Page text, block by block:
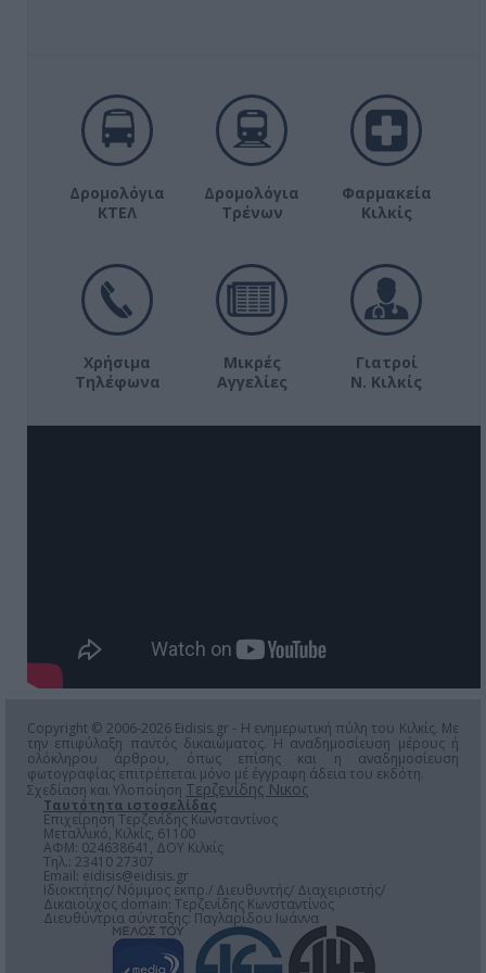
Δρομολόγια
ΚΤΕΛ
Δρομολόγια
Τρένων
Φαρμακεία
Κιλκίς
Χρήσιμα
Τηλέφωνα
Μικρές
Αγγελίες
Γιατροί
Ν. Κιλκίς
Copyright © 2006-2026 Eidisis.gr - Η ενημερωτική πύλη του Κιλκίς. Με
την επιφύλαξη παντός δικαιώματος. Η αναδημοσίευση μέρους ή
ολόκληρου άρθρου, όπως επίσης και η αναδημοσίευση
φωτογραφίας επιτρέπεται μόνο μέ έγγραφη άδεια του εκδότη.
Σχεδίαση και Υλοποίηση Τερζενίδης Νικος
Ταυτότητα ιστοσελίδας
Επιχείρηση Τερζενίδης Κωνσταντίνος
Μεταλλικό, Κιλκίς, 61100
ΑΦΜ: 024638641, ΔΟΥ Κιλκίς
Τηλ.: 23410 27307
Email: eidisis@eidisis.gr
Ιδιοκτήτης/ Νόμιμος εκπρ./ Διευθυντής/ Διαχειριστής/
Δικαιούχος domain: Τερζενίδης Κωνσταντίνος
Διευθύντρια σύνταξης: Παγλαρίδου Ιωάννα